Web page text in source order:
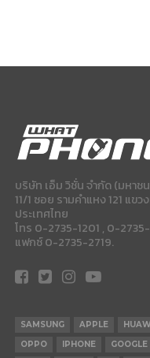
บริษัท เอ็ม วิชั่น จำกัด (มหาช
11/1 ซอย รามคำแหง 121 แข
ประเทศไทย
โทร 0-2735-1201 , 0-
แฟกซ์ 0-2735-2719.
SAMSUNG APPLE
OPPO
IPHONE GOOGLE